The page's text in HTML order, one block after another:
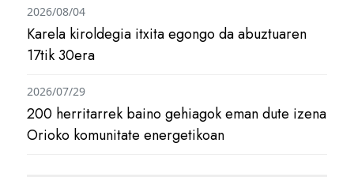
Karela kiroldegia itxita egongo da abuztuaren
17tik 30era
2026/08/04
200 herritarrek baino gehiagok eman dute izena
Orioko komunitate energetikoan
2026/07/29